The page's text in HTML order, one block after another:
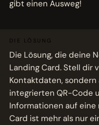
gibt einen Ausweg!
DIE LÖSUNG
Die Lösung, die deine
Landing Card. Stell dir
Kontaktdaten,
integrierten QR-Code
Informationen auf eine
Card ist mehr als nur